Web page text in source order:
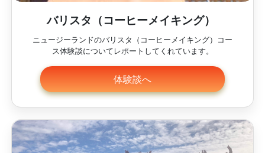
バリスタ（コーヒーメイキング）
ニュージーランドのバリスタ（コーヒーメイキング）コー
ス体験談についてレポートしてくれています。
体験談へ